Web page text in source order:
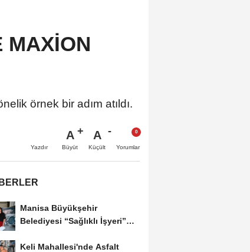
MAXİON
örnek bir adım atıldı.
Yazdır
A
Büyüt
A
Küçült Yorumlar
Manisa Büyükşehir
Belediyesi “Sağlıklı İşyeri”
Keli Mahallesi'nde Asfalt